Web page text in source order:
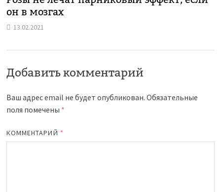
он в мозгах
13.02.2021
Добавить комментарий
Ваш адрес email не будет опубликован. Обязательные
поля помечены *
КОММЕНТАРИЙ *